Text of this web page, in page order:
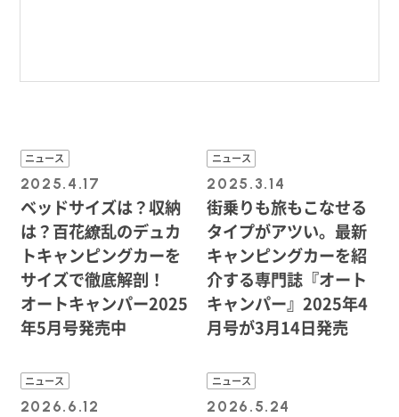
ニュース
2025.4.17
ベッドサイズは？収納
は？百花繚乱のデュカ
トキャンピングカーを
サイズで徹底解剖！
オートキャンパー2025
年5月号発売中
ニュース
2025.3.14
街乗りも旅もこなせる
タイプがアツい。最新
キャンピングカーを紹
介する専門誌『オート
キャンパー』2025年4
月号が3月14日発売
ニュース
2026.6.12
ニュース
2026.5.24